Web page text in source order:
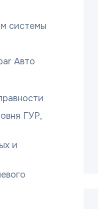
системы
Авто
ГУР,
и